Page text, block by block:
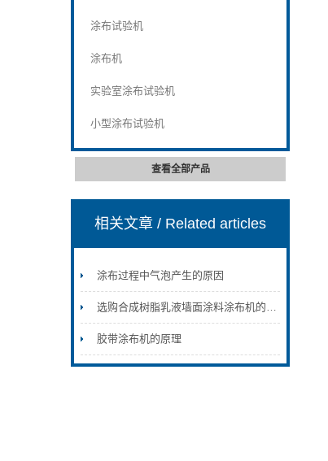
涂布试验机
涂布机
实验室涂布试验机
小型涂布试验机
查看全部产品
相关文章/ Related articles
涂布过程中气泡产生的原因
选购合成树脂乳液墙面涂料涂布机的注意事项
胶带涂布机的原理